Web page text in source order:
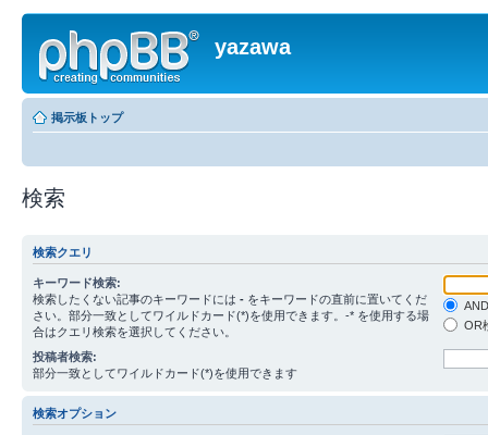
yazawa
掲示板トップ
検索
検索クエリ
キーワード検索:
検索したくない記事のキーワードには - をキーワードの直前に置いてくだ
さい。部分一致としてワイルドカード(*)を使用できます。-* を使用する場
合はクエリ検索を選択してください。
OR
投稿者検索:
部分一致としてワイルドカード(*)を使用できます
検索オプション